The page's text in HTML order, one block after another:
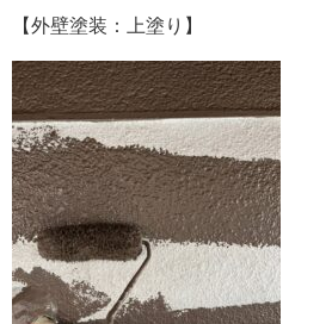
【外壁塗装：上塗り】